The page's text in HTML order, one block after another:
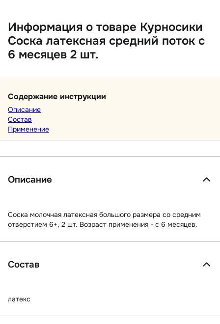
Информация о товаре Курносики
Соска латексная средний поток с
6 месяцев 2 шт.
Содержание инструкции
Описание
Состав
Применение
Описание
Соска молочная латексная большого размера со средним
отверстием 6+, 2 шт. Возраст применения - с 6 месяцев.
Состав
латекс